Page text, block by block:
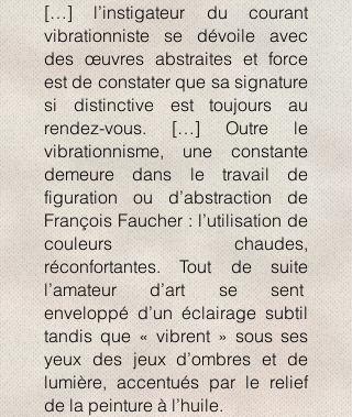
[…] l’instigateur du courant
vibrationniste se dévoile avec
des œuvres abstraites et force
est de constater que sa signature
si distinctive est toujours au
rendez-vous. […] Outre le
vibrationnisme, une constante
demeure dans le travail de
figuration ou d’abstraction de
François Faucher : l’utilisation de
couleurs chaudes,
réconfortantes. Tout de suite
l’amateur d’art se sent
enveloppé d’un éclairage subtil
tandis que « vibrent » sous ses
yeux des jeux d’ombres et de
lumière, accentués par le relief
de la peinture à l’huile.